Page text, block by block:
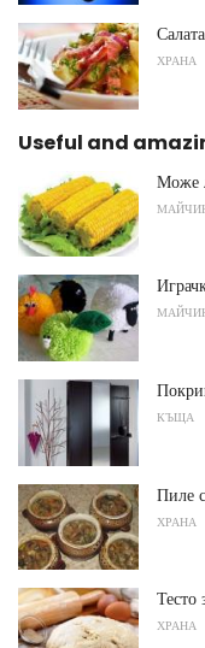
ХРАНА
Useful and
Може
КЪЩА
Пиле
ХРАНА
Тесто
ХРАНА